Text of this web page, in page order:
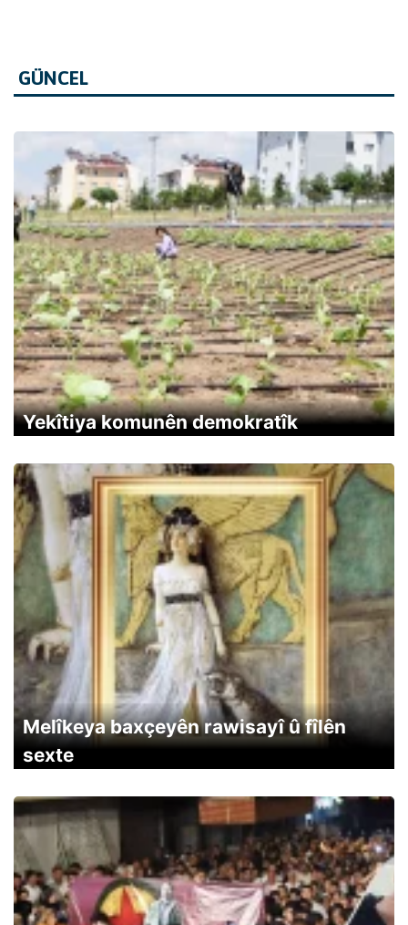
GÜNCEL
Yekîtiya komunên demokratîk
Melîkeya baxçeyên rawisayî û fîlên
sexte